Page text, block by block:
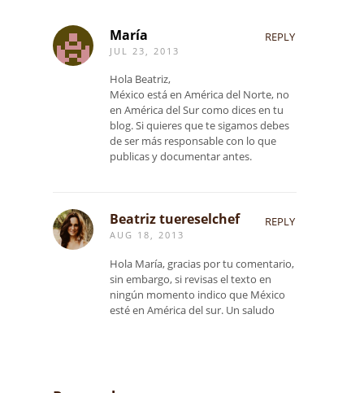
María
JUL 23, 2013
REPLY
Hola Beatriz,
México está en América del Norte, no
en América del Sur como dices en tu
blog. Si quieres que te sigamos debes
de ser más responsable con lo que
publicas y documentar antes.
Beatriz tuereselchef
AUG 18, 2013
REPLY
Hola María, gracias por tu comentario,
sin embargo, si revisas el texto en
ningún momento indico que México
esté en América del sur. Un saludo